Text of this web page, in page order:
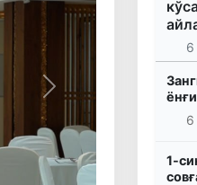
Кейинги
6
6
1-